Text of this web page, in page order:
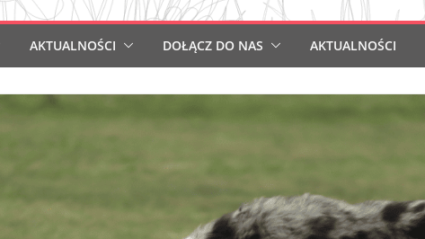
AKTUALNOŚCI DOŁĄCZ DO NAS AKTUALNOŚCI